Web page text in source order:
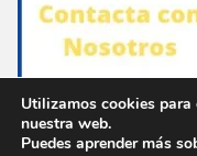
Agencias en Otras
Utilizamos cookies para
nuestra web.
Puedes aprender más